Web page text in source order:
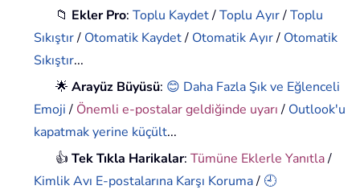
📁 Ekler Pro:Toplu Kaydet/Toplu Ayır/Toplu
Sıkıştır/ Otomatik Kaydet/ Otomatik Ayır/ Otomatik
Sıkıştır...
🌟Arayüz Büyüsü: 😊 Daha Fazla Şık ve Eğlenceli
Emoji/ Önemli e-postalar geldiğinde uyarı/ Outlook'u
kapatmak yerine küçült...
👍Tek Tıkla Harikalar:Tümüne Eklerle Yanıtla/
Kimlik Avı E-postalarına Karşı Koruma/ 🕘